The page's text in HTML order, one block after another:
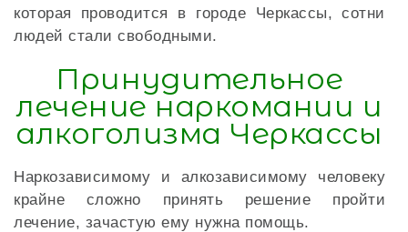
которая проводится в городе Черкассы, сотни
людей стали свободными.
Принудительное
лечение наркомании и
алкоголизма Черкассы
Наркозависимому и алкозависимому человеку
крайне сложно принять решение пройти
лечение, зачастую ему нужна помощь.